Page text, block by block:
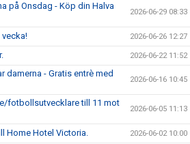
på Onsdag - Köp din Halva
2026-06-29 08:33
2026-06-26 12:27
2026-06-22 11:52
damerna - Gratis entrè med
2026-06-16 10:45
fotbollsutvecklare till 11 mot
2026-06-05 11:13
Home Hotel Victoria. 2026-06-02 10:00